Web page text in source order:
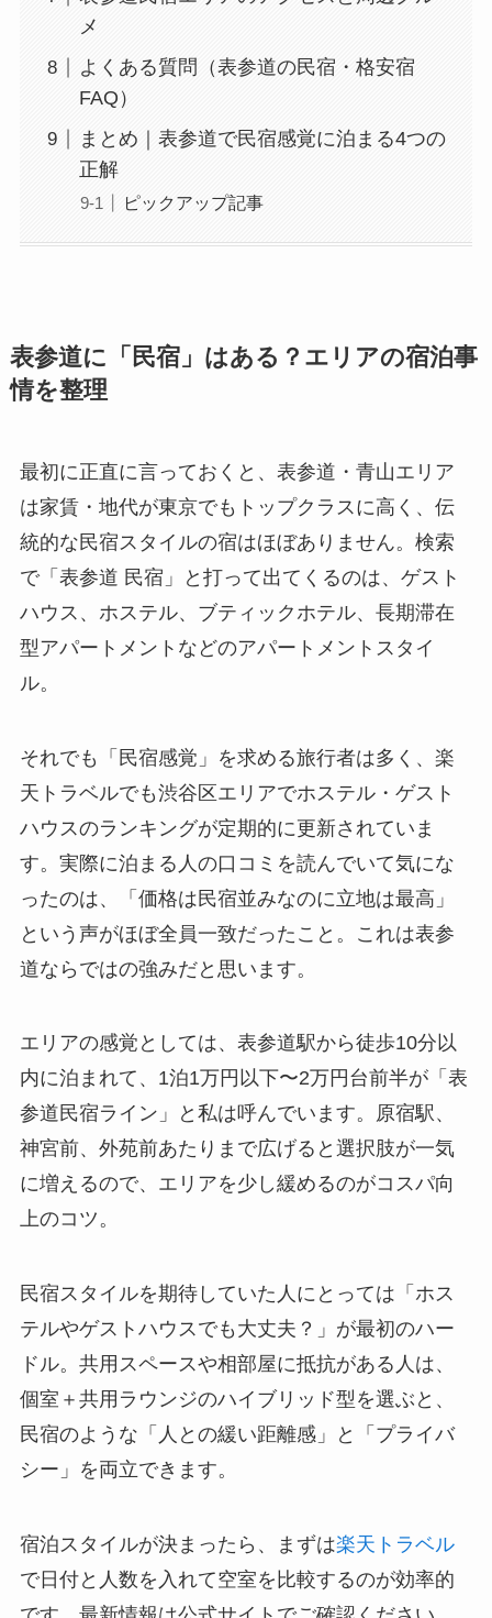
メ
よくある質問（表参道の民宿・格安宿
FAQ）
まとめ｜表参道で民宿感覚に泊まる4つの
正解
ピックアップ記事
表参道に「民宿」はある？エリアの宿泊事
情を整理
最初に正直に言っておくと、表参道・青山エリア
は家賃・地代が東京でもトップクラスに高く、伝
統的な民宿スタイルの宿はほぼありません。検索
で「表参道 民宿」と打って出てくるのは、ゲスト
ハウス、ホステル、ブティックホテル、長期滞在
型アパートメントなどのアパートメントスタイ
ル。
それでも「民宿感覚」を求める旅行者は多く、楽
天トラベルでも渋谷区エリアでホステル・ゲスト
ハウスのランキングが定期的に更新されていま
す。実際に泊まる人の口コミを読んでいて気にな
ったのは、「価格は民宿並みなのに立地は最高」
という声がほぼ全員一致だったこと。これは表参
道ならではの強みだと思います。
エリアの感覚としては、表参道駅から徒歩10分以
内に泊まれて、1泊1万円以下〜2万円台前半が「表
参道民宿ライン」と私は呼んでいます。原宿駅、
神宮前、外苑前あたりまで広げると選択肢が一気
に増えるので、エリアを少し緩めるのがコスパ向
上のコツ。
民宿スタイルを期待していた人にとっては「ホス
テルやゲストハウスでも大丈夫？」が最初のハー
ドル。共用スペースや相部屋に抵抗がある人は、
個室＋共用ラウンジのハイブリッド型を選ぶと、
民宿のような「人との緩い距離感」と「プライバ
シー」を両立できます。
宿泊スタイルが決まったら、まずは楽天トラベル
で日付と人数を入れて空室を比較するのが効率的